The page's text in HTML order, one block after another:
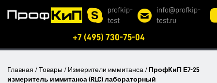
profkip-
test
info@profkip-
test.ru
+7 (495) 730-75-04
Главная / Товары / Измерители иммитанса / ПрофКиП Е7-25
измеритель иммитанса (RLC) лабораторный